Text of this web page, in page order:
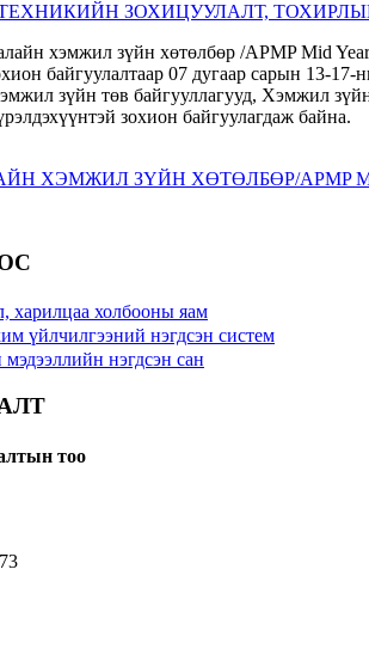
ЗОХИЦУУЛАЛТ,
ХЭМЖИЛ ЗҮЙН ХӨТӨЛБӨР/APMP
харилцаа холбооны яам
үйлчилгээний нэгдсэн систем
нэгдсэн сан
тоо